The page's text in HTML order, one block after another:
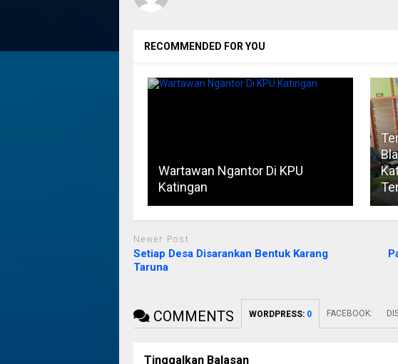
RECOMMENDED FOR YOU
Wartawan Ngantor Di KPU
Katingan
Newer Post
Setiap Desa Disarankan Bentuk Karang
Taruna
COMMENTS WORDPRESS: 0 FACEBOOK:
Tinggalkan Balasan